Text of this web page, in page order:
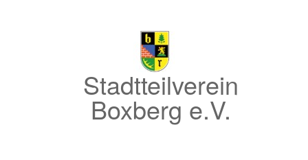
Stadtteilverein
Boxberg e.V.